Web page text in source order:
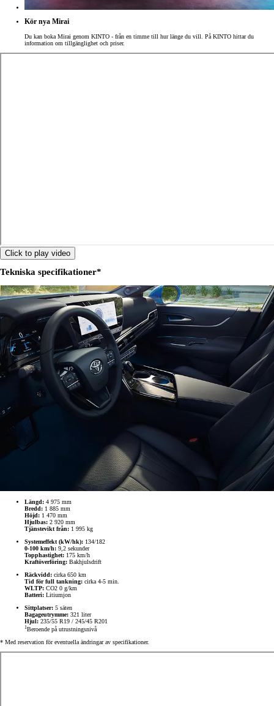
Kör nya Mirai
Du kan boka Mirai genom KINTO - från en timme till hur länge du vill. På KINTO hittar du
information om tillgänglighet och priser.
Click to play video
Tekniska specifikationer*
Längd: 4 975 mm
Bredd: 1 885 mm
Höjd: 1 470 mm
Hjulbas: 2 920 mm
Tjänstevikt från: 1 995 kg
Systemeffekt (kW/hk): 134/182
0-100 km/h: 9,2 sekunder
Topphastighet: 175 km/h
Kraftöverföring: Bakhjulsdrift
Räckvidd: cirka 650 km
Tid för full tankning: cirka 4-5 min.
WLTP: CO2 0 g/km
Batteri: Litiumjon
Sittplatser: 5 säten
Bagageutrymme: 321 liter
Hjul: 235/55 R19 / 245/45 R201
1 Beroende på utrustningsnivå
* Med reservation för eventuella ändringar av specifikationer.